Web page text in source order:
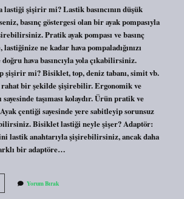
lastiği şişirir mi? Lastik basıncının düşük
basınç göstergesi olan bir ayak pompasıyla
Pratik ayak pompası ve basınç
lastiğinize ne kadar hava pompaladığınızı
hava basıncıyla yola çıkabilirsiniz.
şişirir mi? Bisiklet, top, deniz tabanı, simit vb.
rahat bir şekilde şişirebilir. Ergonomik ve
taşıması kolaydır. Ürün pratik ve
çentiği sayesinde yere sabitleyip sorunsuz
Bisiklet lastiği neyle şişer? Adaptör:
lastik anahtarıyla şişirebilirsiniz, ancak daha
bir adaptöre…
Yorum Bırak